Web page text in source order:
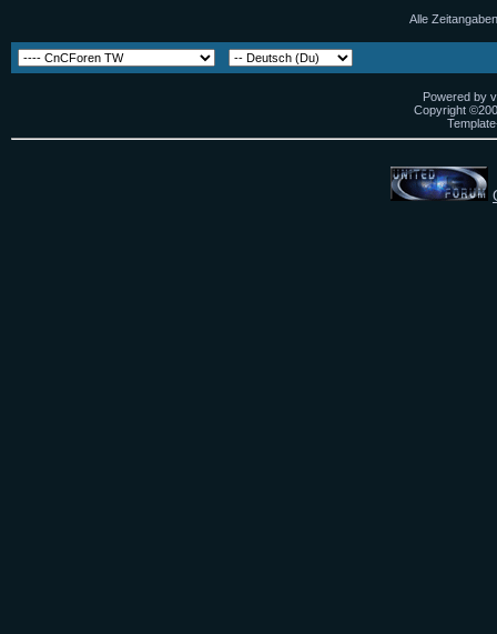
Alle
Powered by
Copyright